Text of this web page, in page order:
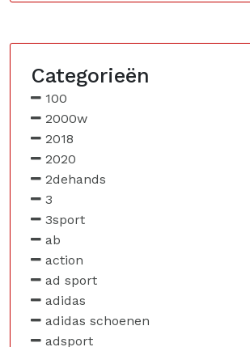
Categorieën
100
2000w
2018
2020
2dehands
3
3sport
ab
action
ad sport
adidas
adidas schoenen
adsport